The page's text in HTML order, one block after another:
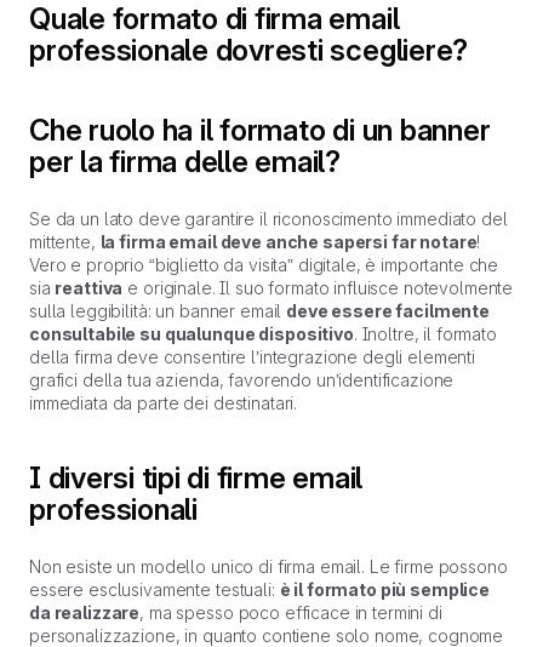
Quale formato di firma email
professionale dovresti scegliere?
Che ruolo ha il formato di un banner
per la firma delle email?
Se da un lato deve garantire il riconoscimento immediato del
mittente, la firma email deve anche sapersi far notare!
Vero e proprio “biglietto da visita” digitale, è importante che
sia reattiva e originale. Il suo formato influisce notevolmente
sulla leggibilità: un banner email deve essere facilmente
consultabile su qualunque dispositivo. Inoltre, il formato
della firma deve consentire l’integrazione degli elementi
grafici della tua azienda, favorendo un’identificazione
immediata da parte dei destinatari.
I diversi tipi di firme email
professionali
Non esiste un modello unico di firma email. Le firme possono
essere esclusivamente testuali: è il formato più semplice
da realizzare, ma spesso poco efficace in termini di
personalizzazione, in quanto contiene solo nome, cognome